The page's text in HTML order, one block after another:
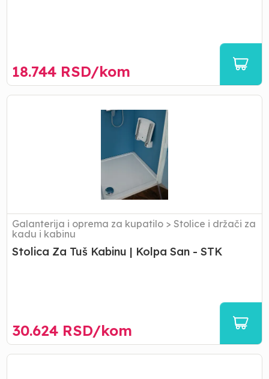
18.744 RSD/kom
Stolica
Galanterija i oprema za kupatilo > Stolice i držači za
kadu i kabinu
Stolica Za Tuš Kabinu | Kolpa San - STK
30.624 RSD/kom
Stolica